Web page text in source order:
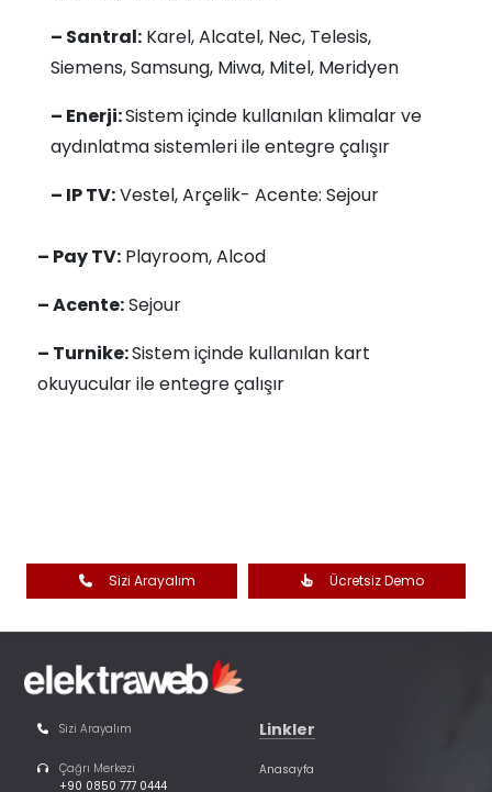
– Santral: Karel, Alcatel, Nec, Telesis,
Siemens, Samsung, Miwa, Mitel, Meridyen
– Enerji:Sistem içinde kullanılan klimalar ve
aydınlatma sistemleri ile entegre çalışır
– IP TV:Vestel, Arçelik- Acente: Sejour
– Pay TV: Playroom, Alcod
– Acente:Sejour
– Turnike:Sistem içinde kullanılan kart
okuyucular ile entegre çalışır
Sizi Arayalım Ücretsiz Demo
Sizi Arayalım
Çağrı Merkezi
+90 0850 777 0444
Linkler
Anasayfa